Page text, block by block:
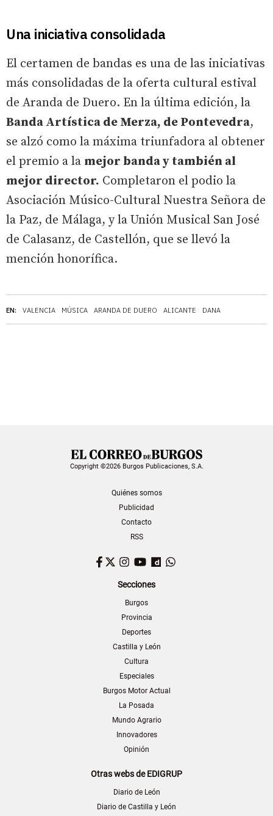
EN: VALENCIA MÚSICA ARANDA DE DUERO ALICANTE DANA
Una iniciativa consolidada
El certamen de bandas es una de las iniciativas
más consolidadas de la oferta cultural estival
de Aranda de Duero. En la última edición, la
Banda Artística de Merza, de Pontevedra,
se alzó como la máxima triunfadora al obtener
el premio a la mejor banda y también al
mejor director. Completaron el podio la
Asociación Músico-Cultural Nuestra Señora de
la Paz, de Málaga, y la Unión Musical San José
de Calasanz, de Castellón, que se llevó la
mención honorífica.
Copyright ©2026 Burgos Publicaciones, S.A.
Quiénes somos
Publicidad
Contacto
RSS
Facebook
TwitterInstagram
YouTubeDailymotion
Secciones
Burgos
Provincia
Deportes
Castilla y León
Cultura
Especiales
Burgos Motor Actual
La Posada
Mundo Agrario
Innovadores
Opinión
Otras webs de EDIGRUP
Diario de León
Diario de Castilla y León